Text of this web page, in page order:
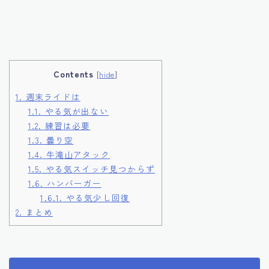
Contents [hide]
1. 週末ライドは
1.1. やる気が出ない
1.2. 練習は必要
1.3. 曇り空
1.4. 牛滝山アタック
1.5. やる気スイッチ見つからず
1.6. ハンバーガー
1.6.1. やる気少し回復
2. まとめ